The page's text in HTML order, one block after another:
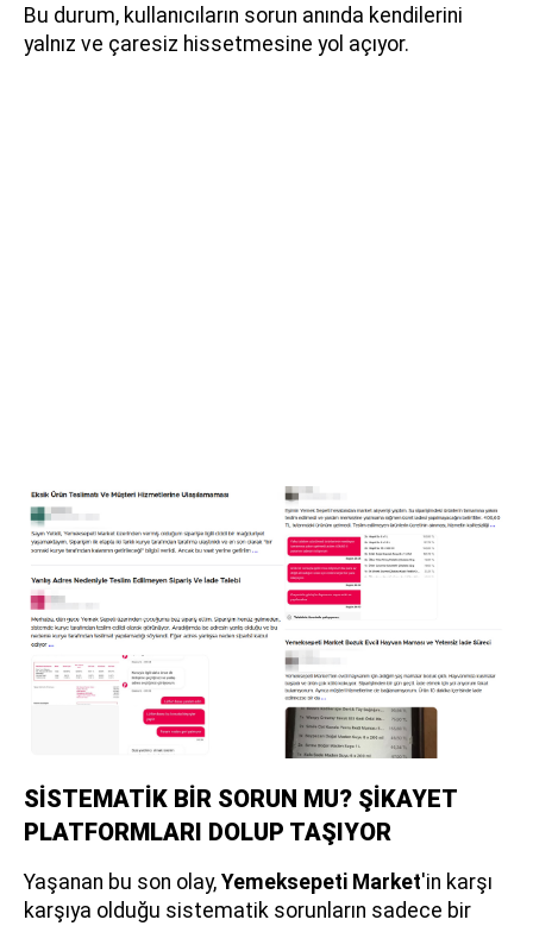
Bu durum, kullanıcıların sorun anında kendilerini
yalnız ve çaresiz hissetmesine yol açıyor.
SİSTEMATİK BİR SORUN MU? ŞİKAYET
PLATFORMLARI DOLUP TAŞIYOR
Yaşanan bu son olay, Yemeksepeti Market'in karşı
karşıya olduğu sistematik sorunların sadece bir